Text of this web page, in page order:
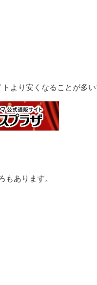
より安くなることが多い
あります。